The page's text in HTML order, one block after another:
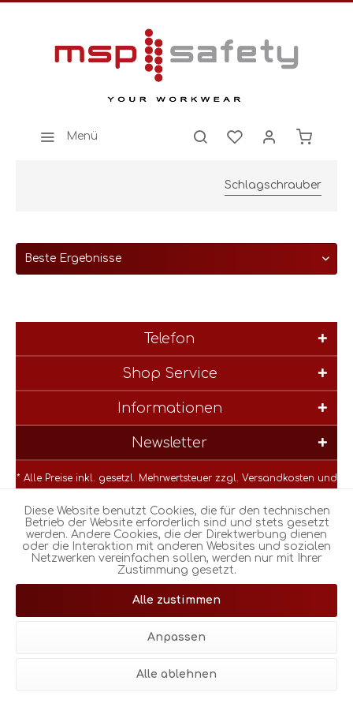
Menü
Schlagschrauber
Telefon
Shop Service
Informationen
Newsletter
* Alle Preise inkl. gesetzl. Mehrwertsteuer zzgl. Versandkosten und
© Realisiert mit Shopware |Theme atmos by Zenit Design
Diese Website benutzt Cookies, die für den technischen
Betrieb der Website erforderlich sind und stets gesetzt
werden. Andere Cookies, die der Direktwerbung dienen
oder die Interaktion mit anderen Websites und sozialen
Netzwerken vereinfachen sollen, werden nur mit Ihrer
Zustimmung gesetzt.